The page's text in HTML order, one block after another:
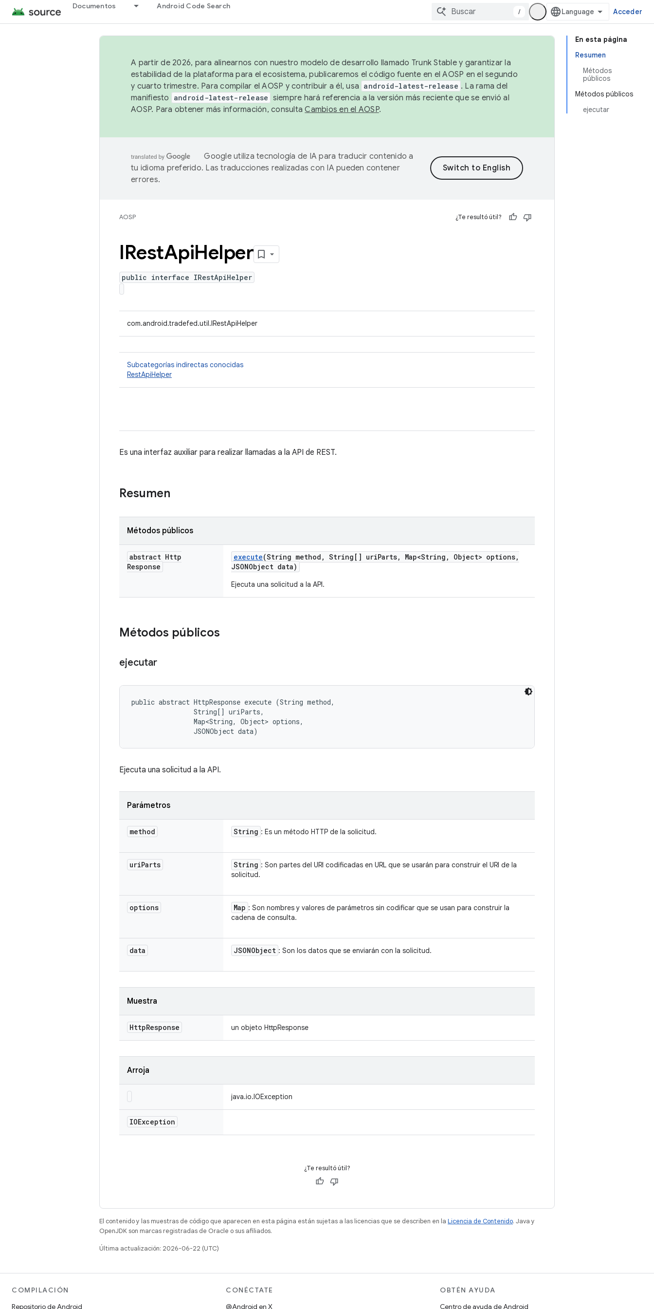
Documentos Android Code Search
/ Acceder
En esta página
Resumen
Métodos
públicos
Métodos públicos
ejecutar
A partir de 2026, para alinearnos con nuestro modelo de desarrollo llamado Trunk Stable y garantizar la
estabilidad de la plataforma para el ecosistema, publicaremos el código fuente en el AOSP en el segundo
y cuarto trimestre. Para compilar el AOSP y contribuir a él, usa android-latest-release . La rama del
manifiesto
android-latest-release siempre hará referencia a la versión más reciente que se envió al
AOSP. Para obtener más información, consultaCambios en el AOSP.
Google utiliza tecnología de IA para traducir contenido a
tu idioma preferido. Las traducciones realizadas con IA pueden contener
errores.
AOSP ¿Te resultó útil?
IRestApiHelper
public interface IRestApiHelper
com.android.tradefed.util.IRestApiHelper
Subcategorías indirectas conocidas
RestApiHelper
Es una interfaz auxiliar para realizar llamadas a la API de REST.
Resumen
Métodos públicos
abstract Http
Response
execute(String method , String[] uriParts, Map<String , Object> options,
JSONObject data)
Ejecuta una solicitud a la API.
Métodos públicos
ejecutar
public abstract HttpResponse execute (String method,
                String[] uriParts,
                Map<String, Object> options,
                JSONObject data)
Ejecuta una solicitud a la API.
Parámetros
method String : Es un método HTTP de la solicitud.
uriParts String : Son partes del URI codificadas en URL que se usarán para construir el URI de la
solicitud.
options Map : Son nombres y valores de parámetros sin codificar que se usan para construir la
cadena de consulta.
data JSONObject : Son los datos que se enviarán con la solicitud.
Muestra
HttpResponse un objeto HttpResponse
Arroja
java.io.IOException
IOException
¿Te resultó útil?
El contenido y las muestras de código que aparecen en esta página están sujetas a las licencias que se describen en la Licencia de Contenido. Java y
OpenJDK son marcas registradas de Oracle o sus afiliados.
Última actualización: 2026-06-22 (UTC)
COMPILACIÓN
Repositorio de Android
CONÉCTATE
@Android en X
OBTÉN AYUDA
Centro de ayuda de Android